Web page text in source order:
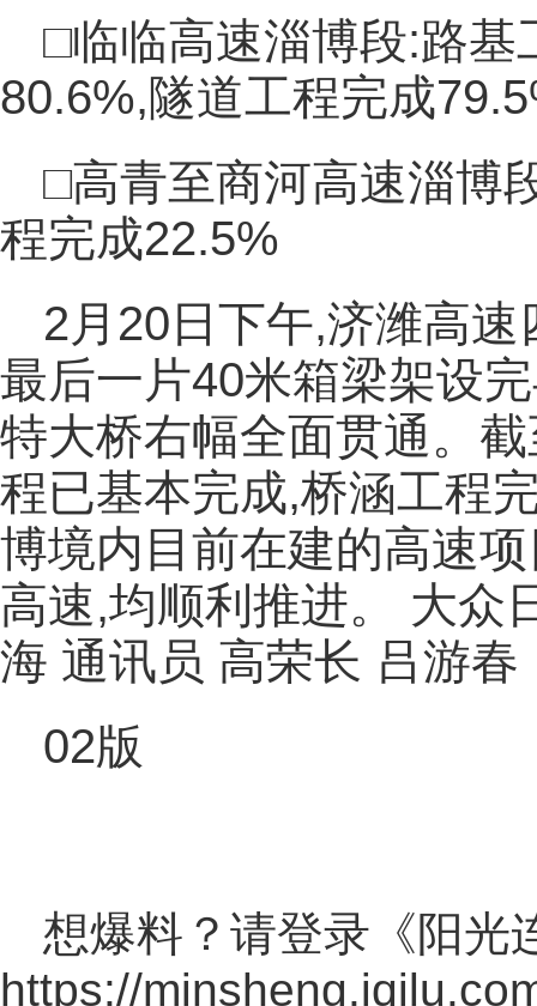
□临临高速淄博段:路基
80.6%,隧道工程完成
□高青至商河高速淄博
程完成22.5%
2月20日下午,济潍高
最后一片40米箱梁架设
特大桥右幅全面贯通。
程已基本完成,桥涵工程
博境内目前在建的高速
高速,均顺利推进。 大众
海 通讯员 高荣长 吕游春
02版
想爆料？请登录《阳光
https://